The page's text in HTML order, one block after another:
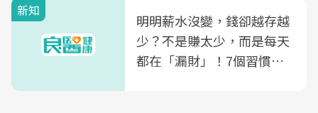
新知
明明薪水沒變，錢卻越存越
少？不是賺太少，而是每天
都在「漏財」！7個習慣一